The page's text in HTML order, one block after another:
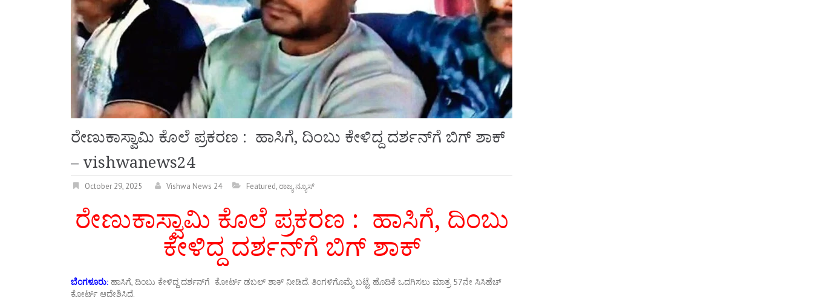
ರೇಣುಕಾಸ್ವಾಮಿ ಕೊಲೆ ಪ್ರಕರಣ : ಹಾಸಿಗೆ, ದಿಂಬು ಕೇಳಿದ್ದ ದರ್ಶನ್‌ಗೆ ಬಿಗ್‌ ಶಾಕ್
– vishwanews24
October 29, 2025 Vishwa News 24 Featured,ರಾಜ್ಯ ನ್ಯೂಸ್
ರೇಣುಕಾಸ್ವಾಮಿ ಕೊಲೆ ಪ್ರಕರಣ : ಹಾಸಿಗೆ, ದಿಂಬು
ಕೇಳಿದ್ದ ದರ್ಶನ್‌ಗೆ ಬಿಗ್‌ ಶಾಕ್
ಬೆಂಗಳೂರು: ಹಾಸಿಗೆ, ದಿಂಬು ಕೇಳಿದ್ದ ದರ್ಶನ್‌ಗೆ ಕೋರ್ಟ್‌ ಡಬಲ್‌ ಶಾಕ್‌ ನೀಡಿದೆ. ತಿಂಗಳಿಗೊಮ್ಮೆ ಬಟ್ಟೆ, ಹೊದಿಕೆ ಒದಗಿಸಲು ಮಾತ್ರ 57ನೇ ಸಿಸಿಹೆಚ್
ಕೋರ್ಟ್ ಆದೇಶಿಸಿದೆ.